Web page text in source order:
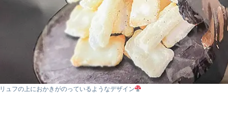
ュフの上におかきがのっているようなデザイン